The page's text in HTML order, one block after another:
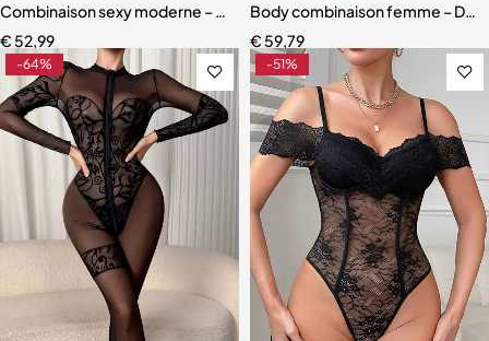
Combinaison sexy moderne – Style US/EU, contrastes chic et
€ 52,99
Body combinaison femme –
€ 59,79
-64% -51%